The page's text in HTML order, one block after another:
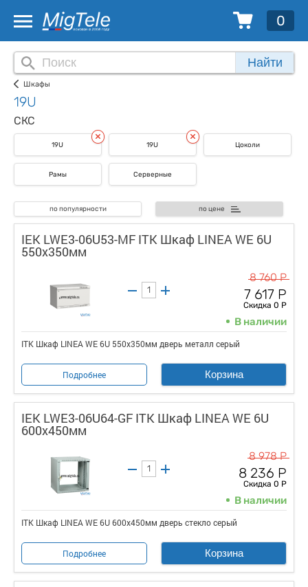
0
Найти
Шкафы
19U
СКС
19U 19U Цоколи
Рамы Серверные
по популярности по цене
IEK LWE3-06U53-MF ITK Шкаф LINEA WE 6U
550x350мм
8 760 Р
7 617 Р
Скидка 0 Р
В наличии
ITK Шкаф LINEA WE 6U 550x350мм дверь металл серый
Подробнее Корзина
IEK LWE3-06U64-GF ITK Шкаф LINEA WE 6U
600x450мм
8 978 Р
8 236 Р
Скидка 0 Р
В наличии
ITK Шкаф LINEA WE 6U 600x450мм дверь стекло серый
Подробнее Корзина